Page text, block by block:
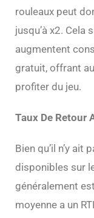
rouleaux peut
jusqu’à x2. Cela
augmentent
gratuit, offrant
profiter du jeu.
Taux De Retour
Bien qu’il n’y ait
disponibles sur
généralement
moyenne a un